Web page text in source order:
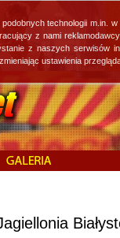
technologii
z nami
z naszych
ustawienia